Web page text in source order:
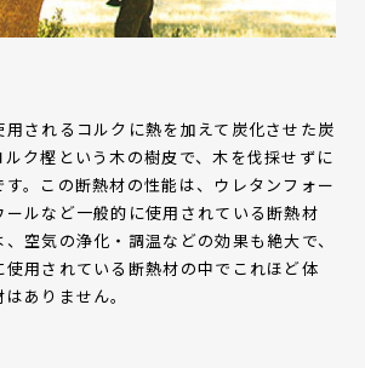
されるコルクに熱を加えて炭化させた炭
ク樫という木の樹皮で、木を伐採せずに
。この断熱材の性能は、ウレタンフォー
ールなど一般的に使用されている断熱材
空気の浄化・調温などの効果も絶大で、
用されている断熱材の中でこれほど体
ありません。